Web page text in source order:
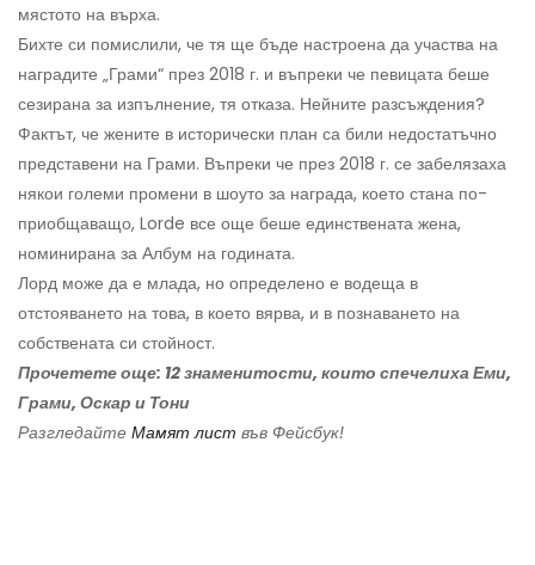
мястото на върха.
Бихте си помислили, че тя ще бъде настроена да участва на
наградите „Грами“ през 2018 г. и въпреки че певицата беше
сезирана за изпълнение, тя отказа. Нейните разсъждения?
Фактът, че жените в исторически план са били недостатъчно
представени на Грами. Въпреки че през 2018 г. се забелязаха
някои големи промени в шоуто за награда, което стана по-
приобщаващо, Lorde все още беше единствената жена,
номинирана за Албум на годината.
Лорд може да е млада, но определено е водеща в
отстояването на това, в което вярва, и в познаването на
собствената си стойност.
Прочетете още: 12 знаменитости, които спечелиха Еми,
Грами, Оскар и Тони
Разгледайте Мамят лист във Фейсбук!